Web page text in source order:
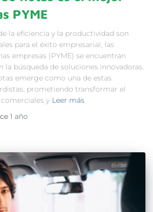
PYME
la eficiencia y la productividad son
para el éxito empresarial, las
empresas (PYME) se encuentran
la búsqueda de soluciones innovadoras.
emerge como una de estas
prometiendo transformar el
y Leer más
1 año